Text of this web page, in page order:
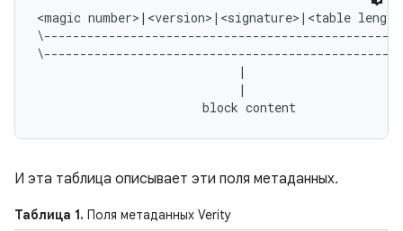
<magic number>|<version>|<signature>|<table
|
|
И эта таблица описывает эти поля метаданных.
Таблица 1. Поля метаданных Verity